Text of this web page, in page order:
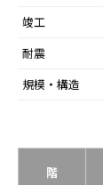
竣工
耐震
規模・構造
階